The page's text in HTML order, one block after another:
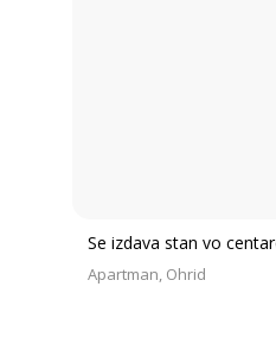
Se izdava stan vo
Apartman Ohrid